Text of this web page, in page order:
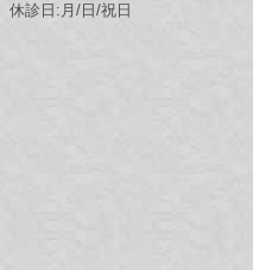
休診日:月/日/祝日